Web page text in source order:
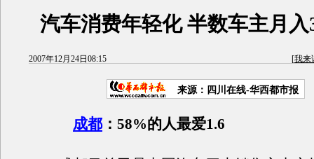
汽车消费年轻化 半数车主月入
2007年12月24日08:15 [我来
来源：四川在线-华西都市报
成都：58%的人最爱1.6